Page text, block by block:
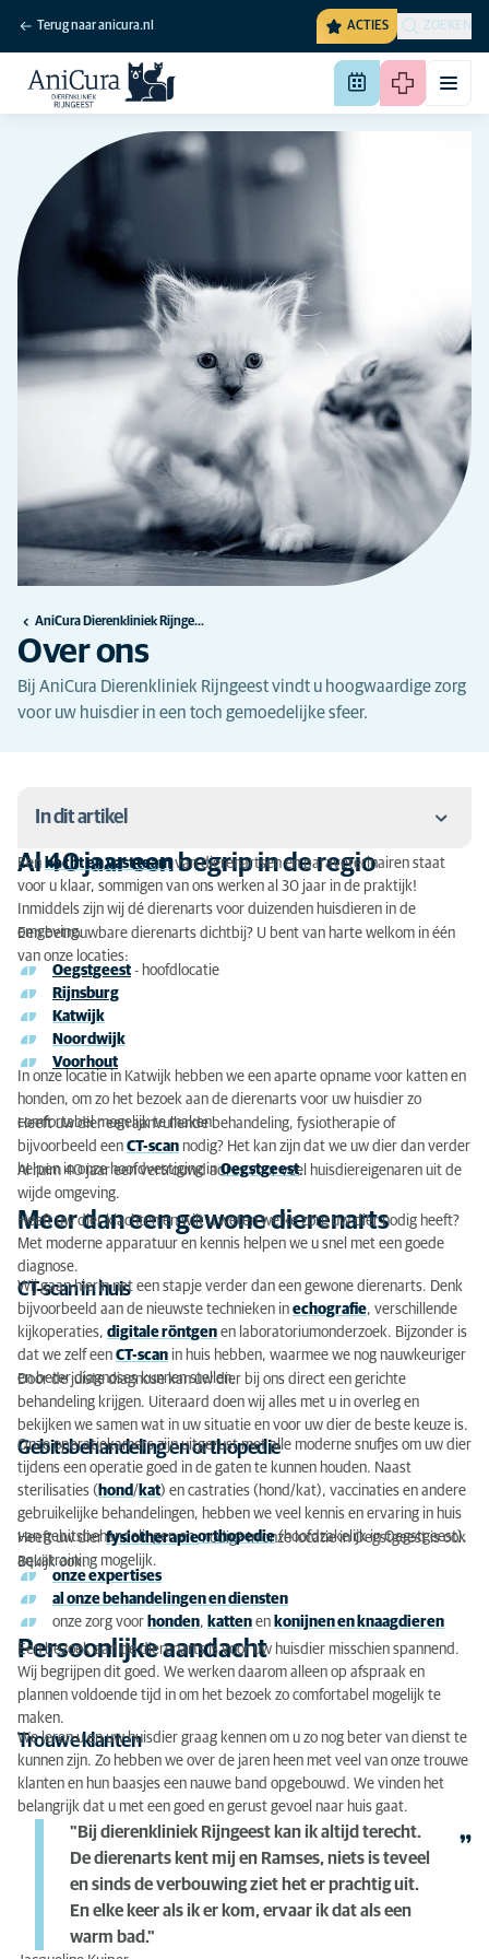
Terug naar anicura.nl ACTIES ZOEKEN
AniCura Dierenkliniek Rijngeest - Katwijk
Over ons
Bij AniCura Dierenkliniek Rijngeest vindt u hoogwaardige zorg
voor uw huisdier in een toch gemoedelijke sfeer.
In dit artikel
Al 40 jaar een begrip in de regio
Meer dan een gewone dierenarts
Persoonlijke aandacht
Kwaliteit: de beste zorg voor uw huisdier
Ad en Sandrine Jonkers
Al 40 jaar een begrip in de regio
Een hecht en vast teamvan dierenartsen en paraveterinairen staat
voor u klaar, sommigen van ons werken al 30 jaar in de praktijk!
Inmiddels zijn wij dé dierenarts voor duizenden huisdieren in de
omgeving.
Een betrouwbare dierenarts dichtbij? U bent van harte welkom in één
van onze locaties:
Oegstgeest - hoofdlocatie
Rijnsburg
Katwijk
Noordwijk
Voorhout
In onze locatie in Katwijk hebben we een aparte opname voor katten en
honden, om zo het bezoek aan de dierenarts voor uw huisdier zo
comfortabel mogelijk te maken.
Heeft uw dier een aanvullende behandeling, fysiotherapie of
bijvoorbeeld een CT-scan nodig? Het kan zijn dat we uw dier dan verder
helpen in onze hoofdvestiging inOegstgeest.
Al ruim 40 jaar een vertrouwd adres voor veel huisdiereigenaren uit de
wijde omgeving.
Meer dan een gewone dierenarts
Heeft uw dier klachten en wilt u weten welke zorg uw dier nodig heeft?
Met moderne apparatuur en kennis helpen we u snel met een goede
diagnose.
CT-scan in huis
Wij gaan hierin net een stapje verder dan een gewone dierenarts. Denk
bijvoorbeeld aan de nieuwste technieken in echografie, verschillende
kijkoperaties, digitale röntgen en laboratoriumonderzoek. Bijzonder is
dat we zelf een CT-scan in huis hebben, waarmee we nog nauwkeuriger
en beter diagnoses kunnen stellen.
Door de juiste diagnose kan uw dier bij ons direct een gerichte
behandeling krijgen. Uiteraard doen wij alles met u in overleg en
bekijken we samen wat in uw situatie en voor uw dier de beste keuze is.
Gebitsbehandeling en orthopedie
Onze operatiekamers zijn uitgerust met alle moderne snufjes om uw dier
tijdens een operatie goed in de gaten te kunnen houden. Naast
sterilisaties ( hond/ kat) en castraties (hond/kat), vaccinaties en andere
gebruikelijke behandelingen, hebben we veel kennis en ervaring in huis
van gebitsbehandelingen enorthopedie(hoofdzakelijk in Oegstgeest).
Heeft uw dierfysiotherapienodig? In onze locatie in Oegstgeest is ook
aquatraining mogelijk.
Bekijk ook:
onze expertises
al onze behandelingen en diensten
onze zorg voor honden, katten en konijnen en knaagdieren
Persoonlijke aandacht
Een bezoek aan de dierenarts is voor uw huisdier misschien spannend.
Wij begrijpen dit goed. We werken daarom alleen op afspraak en
plannen voldoende tijd in om het bezoek zo comfortabel mogelijk te
maken.
Trouwe klanten
We leren u en uw huisdier graag kennen om u zo nog beter van dienst te
kunnen zijn. Zo hebben we over de jaren heen met veel van onze trouwe
klanten en hun baasjes een nauwe band opgebouwd. We vinden het
belangrijk dat u met een goed en gerust gevoel naar huis gaat.
"Bij dierenkliniek Rijngeest kan ik altijd terecht.
De dierenarts kent mij en Ramses, niets is teveel
en sinds de verbouwing ziet het er prachtig uit.
En elke keer als ik er kom, ervaar ik dat als een
warm bad."